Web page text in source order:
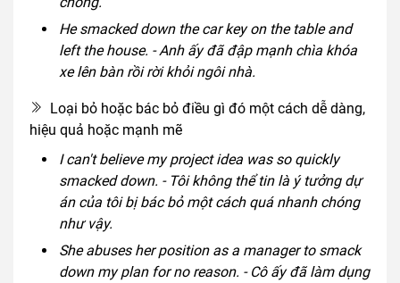
He smacked down the car key on the table and
left the house. - Anh ấy đã đập mạnh chìa khóa
xe lên bàn rồi rời khỏi ngôi nhà.
Loại bỏ hoặc bác bỏ điều gì đó một cách dễ dàng,
hiệu quả hoặc mạnh mẽ
I can't believe my project idea was so quickly
smacked down. - Tôi không thể tin là ý tưởng dự
án của tôi bị bác bỏ một cách quá nhanh chóng
như vậy.
She abuses her position as a manager to smack
down my plan for no reason. - Cô ấy đã làm dụng